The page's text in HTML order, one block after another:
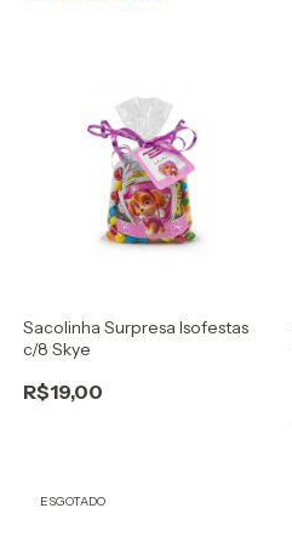
Sacolinha Surpresa Isofestas
c/8 Skye
R$19,00
ESGOTADO